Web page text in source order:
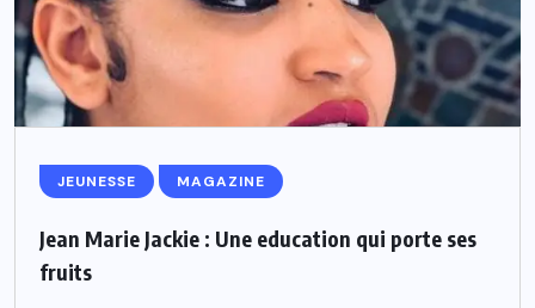
JEUNESSE MAGAZINE
Jean Marie Jackie : Une education qui porte ses
fruits